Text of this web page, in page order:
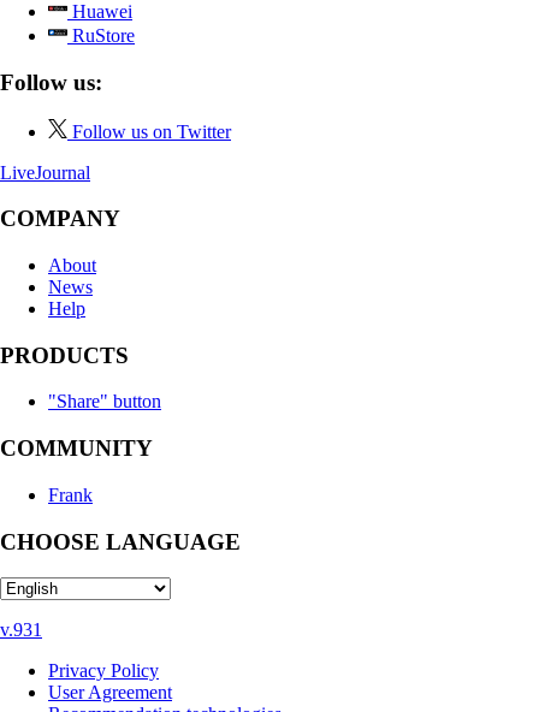
Huawei
RuStore
Follow us:
Follow us on Twitter
LiveJournal
COMPANY
About
News
Help
PRODUCTS
"Share" button
COMMUNITY
Frank
CHOOSE LANGUAGE
v.931
Privacy Policy
User Agreement